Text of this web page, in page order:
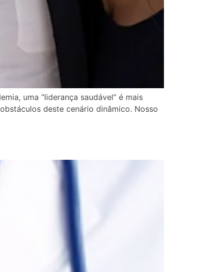
uma “liderança saudável” é mais
deste cenário dinâmico. Nosso